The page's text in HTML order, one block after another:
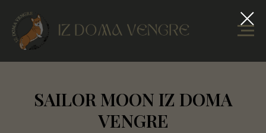
SAILOR MOON IZ DOMA
VENGRE